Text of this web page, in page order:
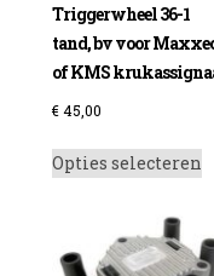
Triggerwheel 36-1
tand, bv voor
of KMS
€45,00
Opties selecteren